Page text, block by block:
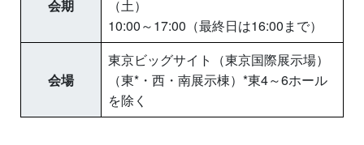
会期
（土）
10:00～17:00（最終日は16:00まで）
会場
東京ビッグサイト（東京国際展示場）
（東*・西・南展示棟）*東4～6ホール
を除く